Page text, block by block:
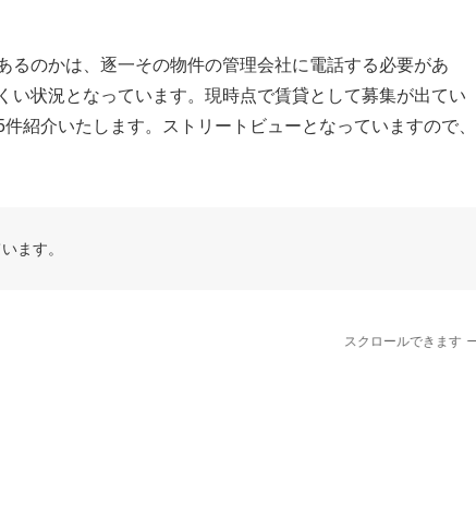
のかは、逐一その物件の管理会社に電話する必要があ
い状況となっています。現時点で賃貸として募集が出てい
紹介いたします。ストリートビューとなっていますので、
ます。
スクロールできます